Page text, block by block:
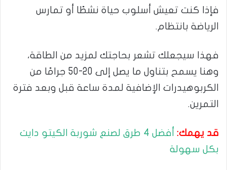
فإذا كنت تعيش أسلوب حياة نشطًا أو تمارس
الرياضة بانتظام.
فهذا سيجعلك تشعر بحاجتك لمزيد من الطاقة،
وهنا يسمح بتناول ما يصل إلى 20-50 جرامًا من
الكربوهيدرات الإضافية لمدة ساعة قبل وبعد فترة
التمرين.
قد يهمك:
أفضل 4 طرق لصنع شوربة الكيتو دايت
بكل سهولة